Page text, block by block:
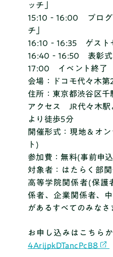
ッチ」
15:10‐16:00 プログ
チ」
16:10‐16:35 ゲスト
16:40‐16:50 表彰式
17:00 イベント終了
会場 ：ドコモ代々木第
住所 ：東京都渋谷区
アクセス JR代々木駅
より徒歩5分
開催形式 ：現地＆オ
ト)
参加費 ：無料(事前申
対象者 ：はたらく部
高等学院関係者(保護
係者、企業関係者、
があるすべてのみなさ
お申し込みはこちら
4ArijpkDTancPcB8